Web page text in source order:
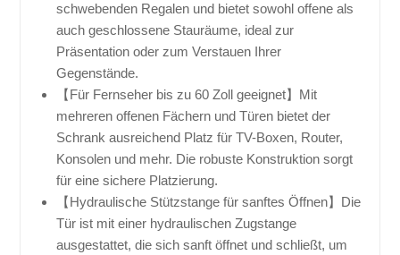
schwebenden Regalen und bietet sowohl offene als
auch geschlossene Stauräume, ideal zur
Präsentation oder zum Verstauen Ihrer
Gegenstände.
【Für Fernseher bis zu 60 Zoll geeignet】Mit
mehreren offenen Fächern und Türen bietet der
Schrank ausreichend Platz für TV-Boxen, Router,
Konsolen und mehr. Die robuste Konstruktion sorgt
für eine sichere Platzierung.
【Hydraulische Stützstange für sanftes Öffnen】Die
Tür ist mit einer hydraulischen Zugstange
ausgestattet, die sich sanft öffnet und schließt, um